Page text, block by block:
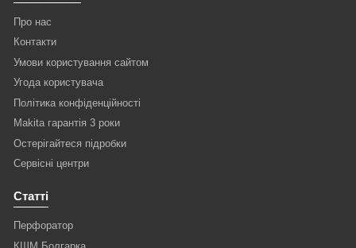
Про нас
Контакти
Умови користування сайтом
Угода користувача
Політика конфіденційності
Makita гарантія 3 роки
Остерігайтеся підробки
Сервісні центри
Статті
Перфоратор